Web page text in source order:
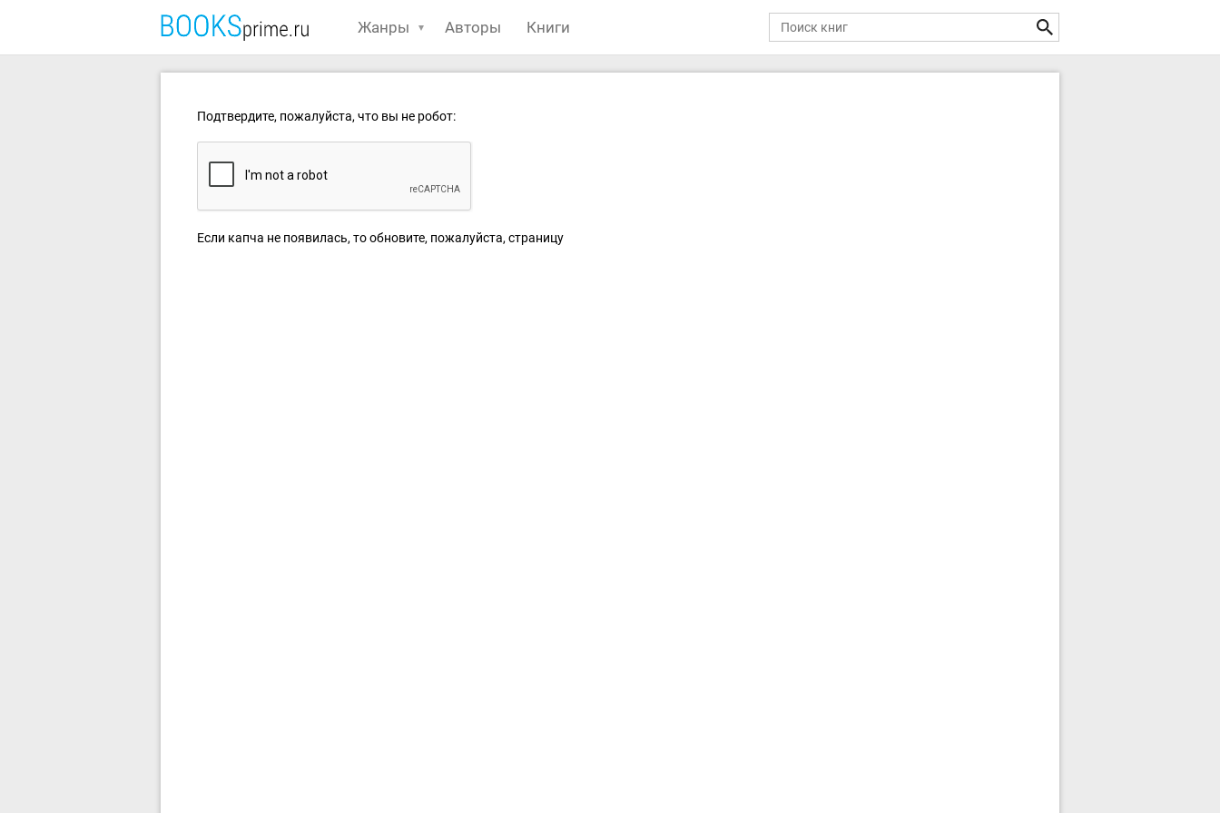
Жанры Авторы Книги
Подтвердите, пожалуйста, что вы не робот:
Если капча не появилась, то обновите, пожалуйста, страницу